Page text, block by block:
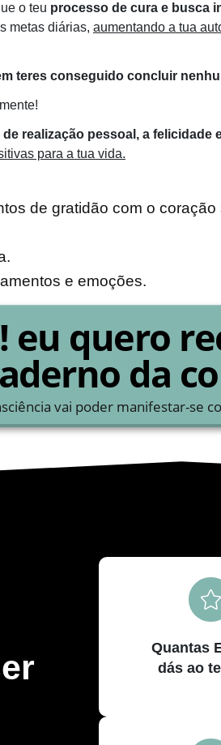
o teu processo de cura e busca
metas diárias, aumentando a tua
teres conseguido concluir
realização pessoal, a felicidade
para a tua vida.
de gratidão com o
e emoções.
eu quero
da
vai poder manifestar-se
Quantas
dás ao